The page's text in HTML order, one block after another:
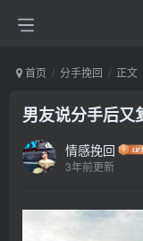
首页 分手挽回 正文
男友说分手后又
情感挽回
3年前更新